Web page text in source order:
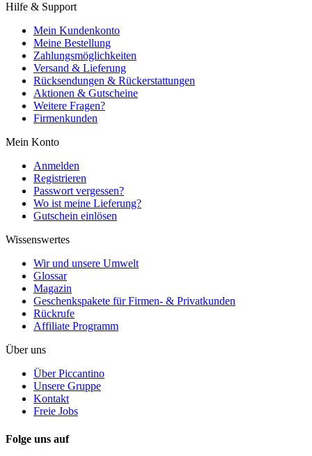
Hilfe & Support
Mein Kundenkonto
Meine Bestellung
Zahlungsmöglichkeiten
Versand & Lieferung
Rücksendungen & Rückerstattungen
Aktionen & Gutscheine
Weitere Fragen?
Firmenkunden
Mein Konto
Anmelden
Registrieren
Passwort vergessen?
Wo ist meine Lieferung?
Gutschein einlösen
Wissenswertes
Wir und unsere Umwelt
Glossar
Magazin
Geschenkspakete für Firmen- & Privatkunden
Rückrufe
Affiliate Programm
Über uns
Über Piccantino
Unsere Gruppe
Kontakt
Freie Jobs
Folge uns auf